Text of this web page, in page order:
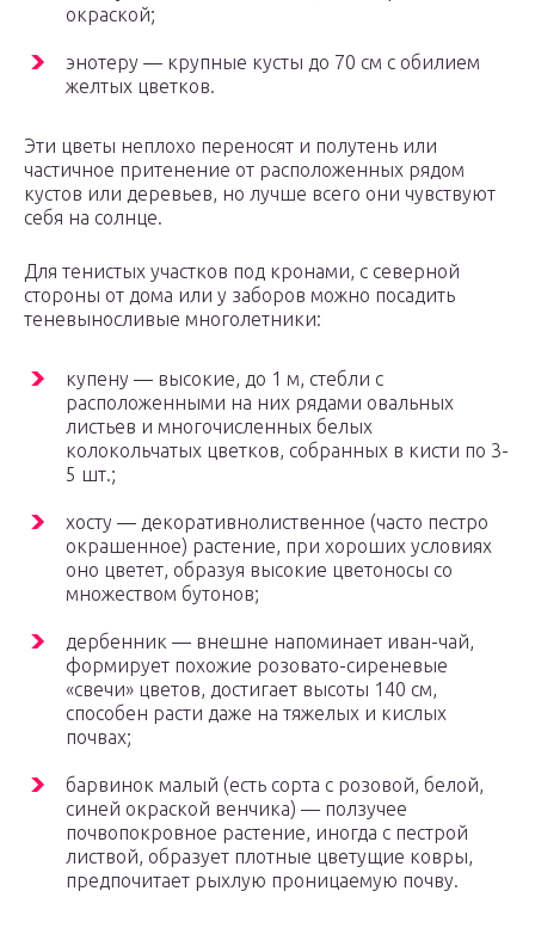
окраской;
энотеру — крупные кусты до 70 см с обилием
желтых цветков.
Эти цветы неплохо переносят и полутень или
частичное притенение от расположенных рядом
кустов или деревьев, но лучше всего они чувствуют
себя на солнце.
Для тенистых участков под кронами, с северной
стороны от дома или у заборов можно посадить
теневыносливые многолетники:
купену — высокие, до 1 м, стебли с
расположенными на них рядами овальных
листьев и многочисленных белых
колокольчатых цветков, собранных в кисти по 3-
5 шт.;
хосту — декоративнолиственное (часто пестро
окрашенное) растение, при хороших условиях
оно цветет, образуя высокие цветоносы со
множеством бутонов;
дербенник — внешне напоминает иван-чай,
формирует похожие розовато-сиреневые
«свечи» цветов, достигает высоты 140 см,
способен расти даже на тяжелых и кислых
почвах;
барвинок малый (есть сорта с розовой, белой,
синей окраской венчика) — ползучее
почвопокровное растение, иногда с пестрой
листвой, образует плотные цветущие ковры,
предпочитает рыхлую проницаемую почву.